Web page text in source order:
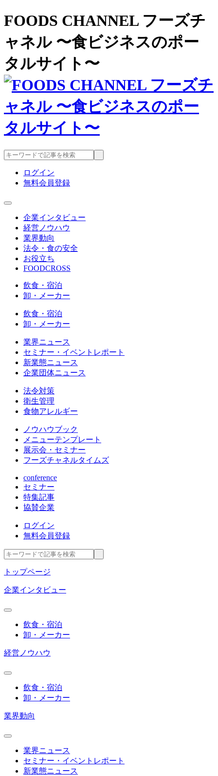
FOODS CHANNEL フーズチ
ャネル 〜食ビジネスのポー
タルサイト〜
ログイン
無料会員登録
企業インタビュー
経営ノウハウ
業界動向
法令・食の安全
お役立ち
FOODCROSS
飲食・宿泊
卸・メーカー
飲食・宿泊
卸・メーカー
業界ニュース
セミナー・イベントレポート
新業態ニュース
企業団体ニュース
法令対策
衛生管理
食物アレルギー
ノウハウブック
メニューテンプレート
展示会・セミナー
フーズチャネルタイムズ
conference
セミナー
特集記事
協賛企業
ログイン
無料会員登録
トップページ
企業インタビュー
飲食・宿泊
卸・メーカー
経営ノウハウ
飲食・宿泊
卸・メーカー
業界動向
業界ニュース
セミナー・イベントレポート
新業態ニュース